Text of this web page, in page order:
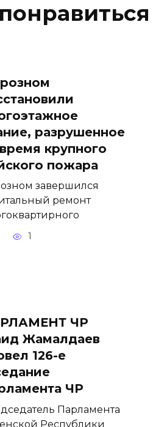
разрушенное
крупного
пожара
завершился
ремонт
1
ЧР
Жамалдаев
126-е
ЧР
Парламента
Республики